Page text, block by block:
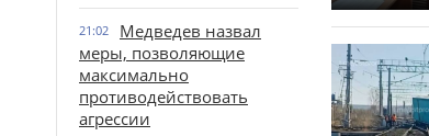
21:02
Медведев назвал
меры, позволяющие
максимально
противодействовать
агрессии